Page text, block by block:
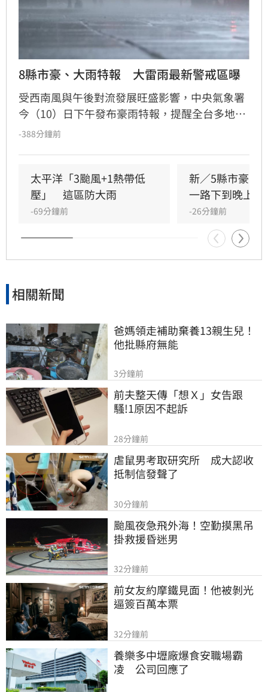
8縣市豪、大雨特報　大雷雨最新警戒區曝
受西南風與午後對流發展旺盛影響，中央氣象署
今（10）日下午發布豪雨特報，提醒全台多地嚴
防劇烈天氣。屏東縣地區需防範局部大雨或豪
-388分鐘前
太平洋「3颱風+1熱帶低
壓」　這區防大雨
-69分鐘前
新／5縣市豪
一路下到晚上
-26分鐘前
相關新聞
爸媽領走補助棄養13親生兒！
他批縣府無能
3分鐘前
前夫整天傳「想Ｘ」女告跟
騷!1原因不起訴
28分鐘前
虐鼠男考取研究所　成大認收
抵制信發聲了
30分鐘前
颱風夜急飛外海！空勤摸黑吊
掛救援昏迷男
32分鐘前
前女友約摩鐵見面！他被剝光
逼簽百萬本票
32分鐘前
養樂多中壢廠爆食安職場霸
凌　公司回應了